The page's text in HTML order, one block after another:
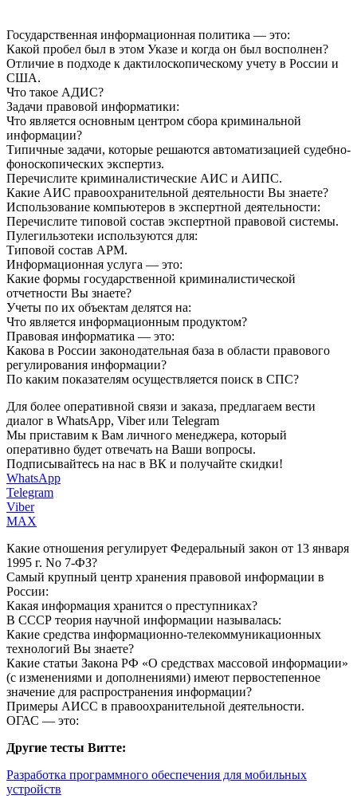
Государственная информационная политика — это:
Какой пробел был в этом Указе и когда он был восполнен?
Отличие в подходе к дактилоскопическому учету в России и
США.
Что такое АДИС?
Задачи правовой информатики:
Что является основным центром сбора криминальной
информации?
Типичные задачи, которые решаются автоматизацией судебно-
фоноскопических экспертиз.
Перечислите криминалистические АИС и АИПС.
Какие АИС правоохранительной деятельности Вы знаете?
Использование компьютеров в экспертной деятельности:
Перечислите типовой состав экспертной правовой системы.
Пулегильзотеки используются для:
Типовой состав АРМ.
Информационная услуга — это:
Какие формы государственной криминалистической
отчетности Вы знаете?
Учеты по их объектам делятся на:
Что является информационным продуктом?
Правовая информатика — это:
Какова в России законодательная база в области правового
регулирования информации?
По каким показателям осуществляется поиск в СПС?
Для более оперативной связи и заказа, предлагаем вести
диалог в WhatsApp, Viber или Telegram
Мы приставим к Вам личного менеджера, который
оперативно будет отвечать на Ваши вопросы.
Подписывайтесь на нас в ВК и получайте скидки!
WhatsApp
Telegram
Viber
MAX
Какие отношения регулирует Федеральный закон от 13 января
1995 г. No 7-ФЗ?
Самый крупный центр хранения правовой информации в
России:
Какая информация хранится о преступниках?
В СССР теория научной информации называлась:
Какие средства информационно-телекоммуникационных
технологий Вы знаете?
Какие статьи Закона РФ «О средствах массовой информации»
(с изменениями и дополнениями) имеют первостепенное
значение для распространения информации?
Примеры АИСС в правоохранительной деятельности.
ОГАС — это:
Другие тесты Витте:
Разработка программного обеспечения для мобильных
устройств